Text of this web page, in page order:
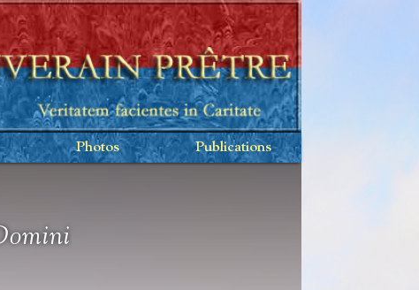
Photos Publications